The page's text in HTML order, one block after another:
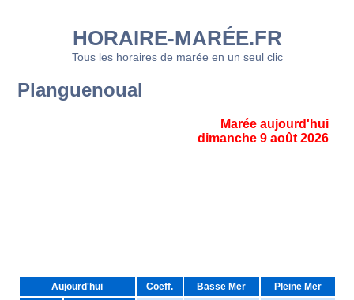
HORAIRE-MARÉE.FR
Tous les horaires de marée en un seul clic
Planguenoual
Marée aujourd'hui
dimanche 9 août 2026
Aujourd'hui Coeff. Basse Mer Pleine Mer